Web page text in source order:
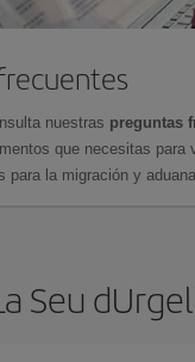
nuestras preguntas
que necesitas
para la migración y
Seu